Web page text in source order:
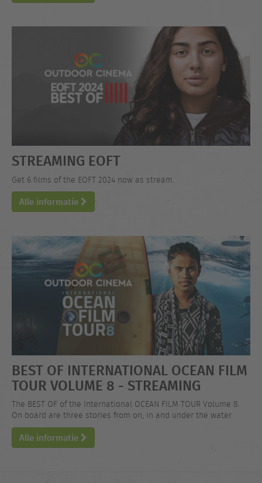
STREAMING EOFT
Get 6 films of the EOFT 2024 now as stream.
Alle informatie
BEST OF INTERNATIONAL OCEAN FILM
TOUR VOLUME 8 - STREAMING
The BEST OF of the International OCEAN FILM TOUR Volume 8.
On board are three stories from on, in and under the water.
Alle informatie